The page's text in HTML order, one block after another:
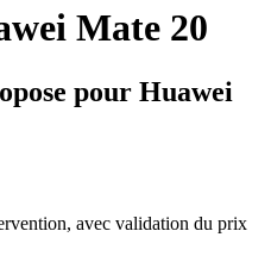
Mate 20
pour Huawei
avec validation du prix